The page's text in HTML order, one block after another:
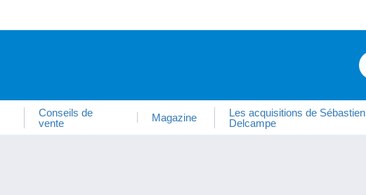
Conseils de
vente
Magazine
Les acquisitions de Sébastien
Delcampe